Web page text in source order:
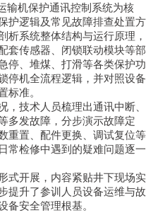
输机保护通讯控制系统为核
护逻辑及常见故障排查处置方
析系统整体结构与运行原理，
套传感器、闭锁联动模块等部
停、堆煤、打滑等各类保护功
停机全流程逻辑，并对照设备
标准。
，技术人员梳理出通讯中断、
多发故障，分步演示故障定
重置、配件更换、调试复位等
常检修中遇到的疑难问题逐一
式开展，内容紧贴井下现场实
提升了参训人员设备运维与故
备安全管理根基。